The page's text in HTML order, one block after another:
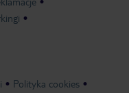
Polityka cookies